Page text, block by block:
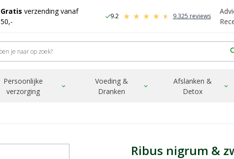
Gratis verzending vanaf
50,-
check9.2 9.325 reviews
Persoonlijke
verzorging
expand_more
Voeding &
Dranken
expand_more
Afslanken &
Detox
expand_more
Ribus nigrum &